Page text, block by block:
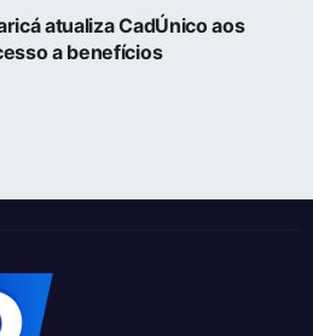
atualiza CadÚnico aos
a benefícios